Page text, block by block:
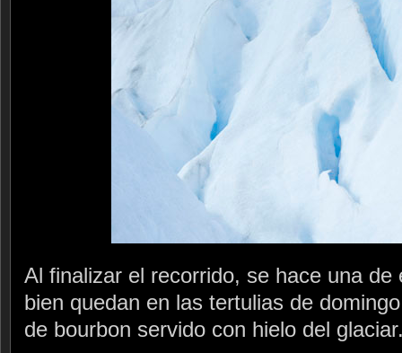
Al finalizar el recorrido, se hace una
bien quedan en las tertulias de
de bourbon servido con hielo del